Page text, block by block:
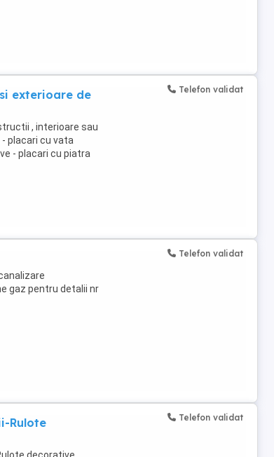
exterioare de
, interioare sau
placari cu vata
- placari cu piatra
Telefon validat
gaz pentru detalii nr
Telefon validat
Rulote
Telefon validat